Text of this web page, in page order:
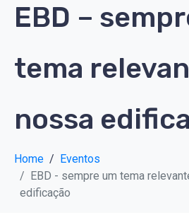
EBD –
tema
nossa
Home
Eventos
EBD - sempre um tema
edificação